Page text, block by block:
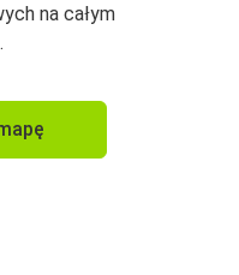
na całym